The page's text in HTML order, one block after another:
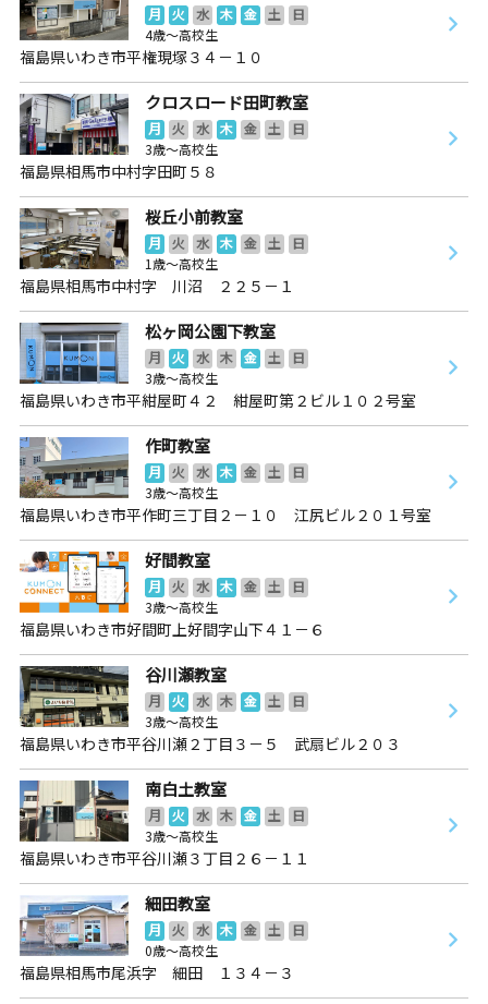
月 火 水 木 金 土
日
4歳～高校生
福島県いわき市平権現塚３４－１０
クロスロード田町教室
月 火 水 木 金 土
日
3歳～高校生
福島県相馬市中村字田町５８
桜丘小前教室
月 火 水 木 金 土
日
1歳～高校生
福島県相馬市中村字 川沼 ２２５－１
松ヶ岡公園下教室
月 火 水 木 金 土
日
3歳～高校生
福島県いわき市平紺屋町４２ 紺屋町第２ビル１０２号室
作町教室
月 火 水 木 金 土
日
3歳～高校生
福島県いわき市平作町三丁目２－１０ 江尻ビル２０１号室
好間教室
月 火 水 木 金 土
日
3歳～高校生
福島県いわき市好間町上好間字山下４１－６
谷川瀬教室
月 火 水 木 金 土
日
3歳～高校生
福島県いわき市平谷川瀬２丁目３－５ 武扇ビル２０３
南白土教室
月 火 水 木 金 土
日
3歳～高校生
福島県いわき市平谷川瀬３丁目２６－１１
細田教室
月 火 水 木 金 土
日
0歳～高校生
福島県相馬市尾浜字 細田 １３４－３